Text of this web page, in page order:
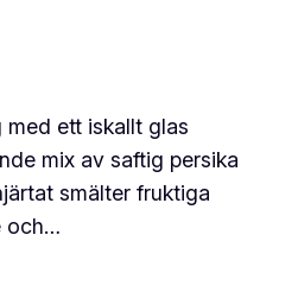
med ett iskallt glas
mix av saftig persika
smälter fruktiga
och…